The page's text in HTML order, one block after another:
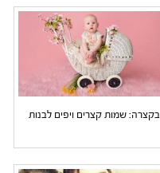
בקצרה: שמות קצרים ויפים לבנות